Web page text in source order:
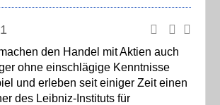
den Handel mit Aktien auch
ohne einschlägige Kenntnisse
und erleben seit einiger Zeit einen
des Leibniz-Instituts für